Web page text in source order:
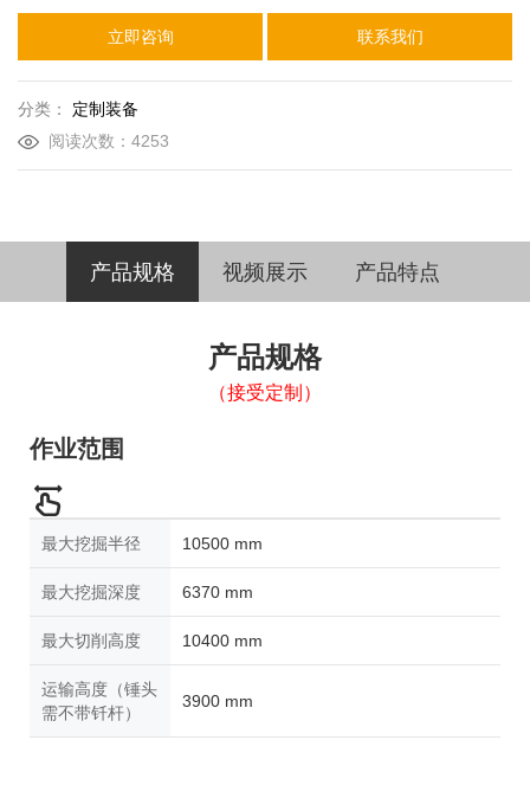
立即咨询 联系我们
分类：
定制装备
阅读次数：4253
产品规格 视频展示 产品特点
产品规格
（接受定制）
作业范围
最大挖掘半径 10500 mm
最大挖掘深度 6370 mm
最大切削高度 10400 mm
运输高度（锤头
需不带钎杆）
3900 mm